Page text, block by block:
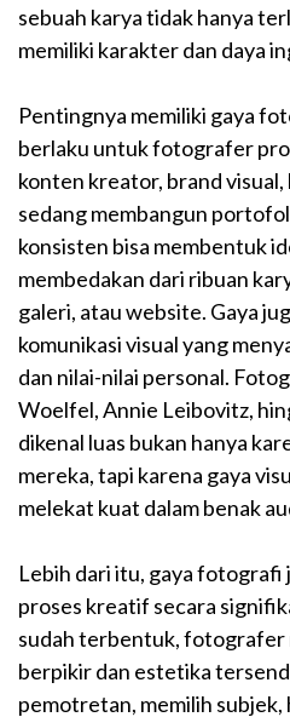
sebuah karya tidak hanya
memiliki karakter dan daya
Pentingnya memiliki gaya
berlaku untuk fotografer
konten kreator, brand
sedang membangun
konsisten bisa membentuk
membedakan dari ribuan
galeri, atau website. Gaya
komunikasi visual yang
dan nilai-nilai personal.
Woelfel, Annie Leibovitz,
dikenal luas bukan hanya
mereka, tapi karena gaya
melekat kuat dalam benak
Lebih dari itu, gaya fotografi
proses kreatif secara
sudah terbentuk, fotografer
berpikir dan estetika
pemotretan, memilih subjek,